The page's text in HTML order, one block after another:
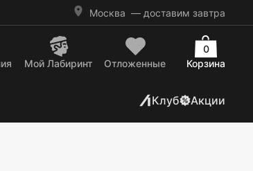
Москва — доставим завтра
Mой Лабиринт Отложенные Корзина
0
Клуб Акции